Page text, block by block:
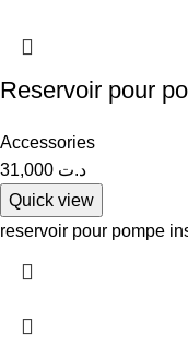
Reservoir pour
Accessories
د.ت
Quick view
reservoir pour pompe